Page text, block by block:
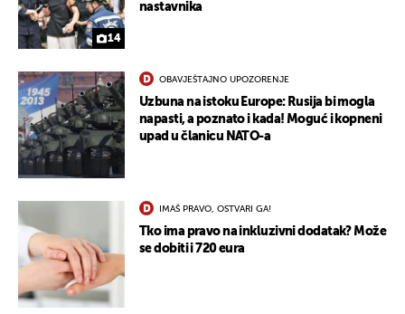
14
nastavnika
OBAVJEŠTAJNO UPOZORENJE
Uzbuna na istoku Europe: Rusija bi mogla
napasti, a poznato i kada! Moguć i kopneni
upad u članicu NATO-a
IMAŠ PRAVO, OSTVARI GA!
Tko ima pravo na inkluzivni dodatak? Može
se dobiti i 720 eura